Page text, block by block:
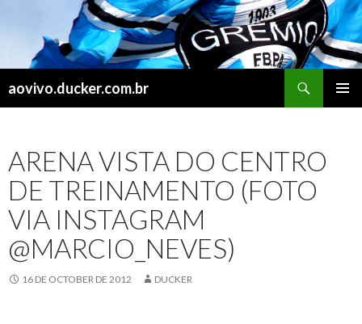
aovivo.ducker.com.br
ARENA VISTA DO CENTRO
DE TREINAMENTO (FOTO
VIA INSTAGRAM
@MARCIO_NEVES)
16 DE OCTOBER DE 2012 DUCKER